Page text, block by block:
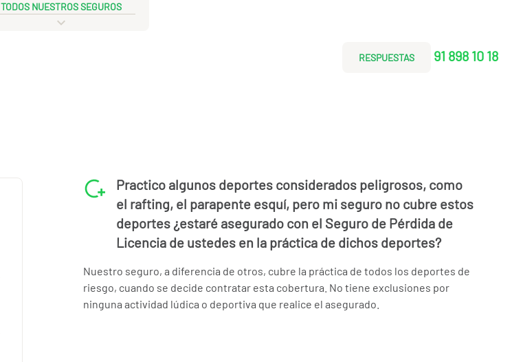
TODOS NUESTROS SEGUROS
RESPUESTAS 91 898 10 18
Practico algunos deportes considerados peligrosos, como
el rafting, el parapente esquí, pero mi seguro no cubre estos
deportes ¿estaré asegurado con el Seguro de Pérdida de
Licencia de ustedes en la práctica de dichos deportes?
Nuestro seguro, a diferencia de otros, cubre la práctica de todos los deportes de
riesgo, cuando se decide contratar esta cobertura. No tiene exclusiones por
ninguna actividad lúdica o deportiva que realice el asegurado.